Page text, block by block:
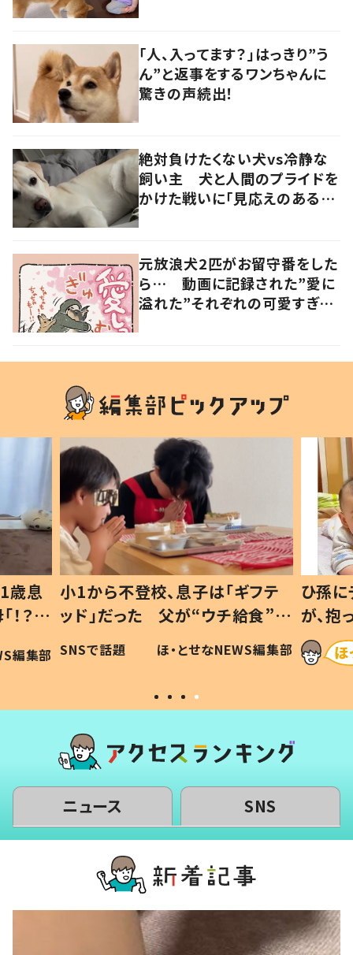
「人、入ってます？」はっきり”う
ん”と返事をするワンちゃんに
驚きの声続出！
絶対負けたくない犬vs冷静な
飼い主 犬と人間のプライドを
かけた戦いに「見応えのある戦
元放浪犬2匹がお留守番をした
ら… 動画に記録された”愛に
溢れた”それぞれの可愛すぎる
歳息
？」
編集部
小1から不登校、息子は「ギフテ
ッド」だった 父が“ウチ給食”を
作り続ける理由とは #令和の親
#令和の子
SNSで話題 ほ・とせなNEWS編集部
ひ孫
が、
「涙が
い」
ニュース SNS